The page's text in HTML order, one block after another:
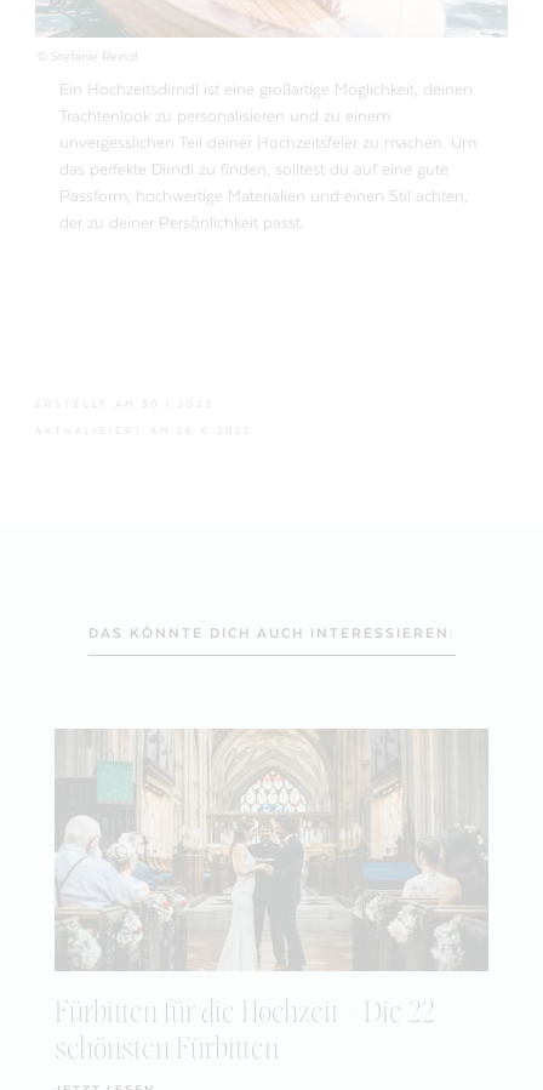
© Stefanie Reindl
Ein Hochzeitsdirndl ist eine großartige Möglichkeit, deinen
Trachtenlook zu personalisieren und zu einem
unvergesslichen Teil deiner Hochzeitsfeier zu machen. Um
das perfekte Dirndl zu finden, solltest du auf eine gute
Passform, hochwertige Materialien und einen Stil achten,
der zu deiner Persönlichkeit passt.
ERSTELLT AM
AKTUALISIERT AM
DAS KÖNNTE DICH AUCH INTERESSIEREN:
Fürbitten für die Hochzeit – Die 22
schönsten Fürbitten